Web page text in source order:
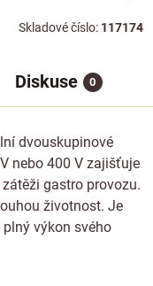
Skladové číslo: 117174
Diskuse 0
dvouskupinové
nebo 400 V zajišťuje
gastro provozu.
životnost. Je
výkon svého